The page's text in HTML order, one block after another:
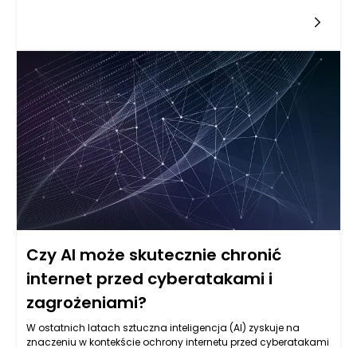
liczbą dostępnych narzędzi opartych na sztucznej inteligencji,
dostawcy usług internetowych zaczynają dostrzegać
korzyści płynące z ich implementacji. W rezultacie,
użytkownicy internetu doświadczają nowego poziomu
personalizacji, efektywności oraz automatyzacji, co sprawia,
że korzystanie z różnorodnych rozwiązań online staje się
znacznie bardziej komfortowe.
Czy AI może skutecznie chronić
internet przed cyberatakami i
zagrożeniami?
W ostatnich latach sztuczna inteligencja (AI) zyskuje na
znaczeniu w kontekście ochrony internetu przed cyberatakami